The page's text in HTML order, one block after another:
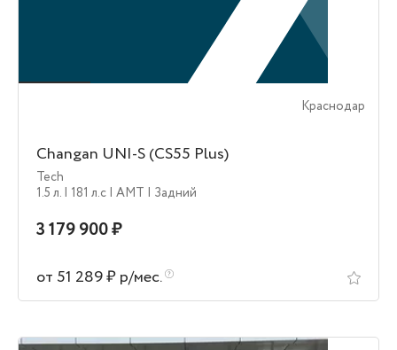
Краснодар
Changan UNI-S (CS55 Plus)
Tech
1.5 л. | 181 л.c | AMT | Задний
3 179 900 ₽
от 51 289 ₽ р/мес.